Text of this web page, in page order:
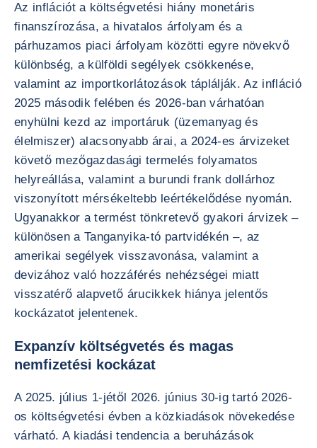
Az inflációt a költségvetési hiány monetáris
finanszírozása, a hivatalos árfolyam és a
párhuzamos piaci árfolyam közötti egyre növekvő
különbség, a külföldi segélyek csökkenése,
valamint az importkorlátozások táplálják. Az infláció
2025 második felében és 2026-ban várhatóan
enyhülni kezd az importáruk (üzemanyag és
élelmiszer) alacsonyabb árai, a 2024-es árvizeket
követő mezőgazdasági termelés folyamatos
helyreállása, valamint a burundi frank dollárhoz
viszonyított mérsékeltebb leértékelődése nyomán.
Ugyanakkor a termést tönkretevő gyakori árvizek –
különösen a Tanganyika-tó partvidékén –, az
amerikai segélyek visszavonása, valamint a
devizához való hozzáférés nehézségei miatt
visszatérő alapvető árucikkek hiánya jelentős
kockázatot jelentenek.
Expanzív költségvetés és magas
nemfizetési kockázat
A 2025. július 1-jétől 2026. június 30-ig tartó 2026-
os költségvetési évben a közkiadások növekedése
várható. A kiadási tendencia a beruházások